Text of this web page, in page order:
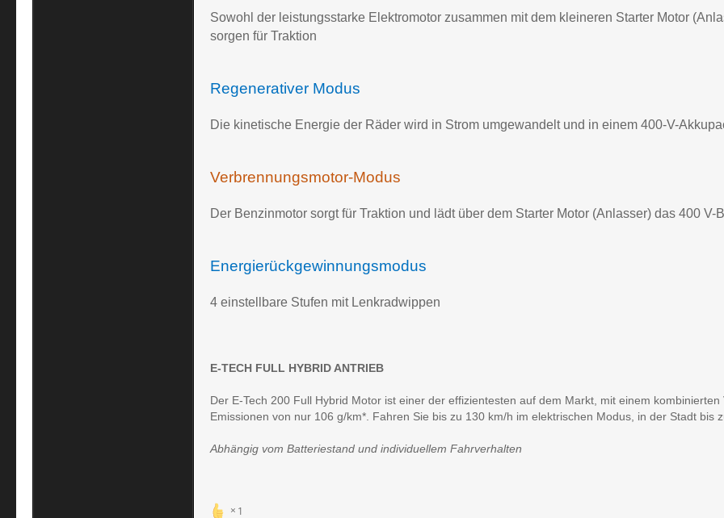
Sowohl der leistungsstarke Elektromotor zusammen mit dem kleineren Starter Motor
sorgen für Traktion
Regenerativer Modus
Die kinetische Energie der Räder wird in Strom umgewandelt und in einem 400-V-
Verbrennungsmotor-Modus
Der Benzinmotor sorgt für Traktion und lädt über dem Starter Motor (Anlasser) das 400 V-
Energierückgewinnungsmodus
4 einstellbare Stufen mit Lenkradwippen
E-TECH FULL HYBRID ANTRIEB
Der E-Tech 200 Full Hybrid Motor ist einer der effizientesten auf dem Markt, mit einem
Emissionen von nur 106 g/km*. Fahren Sie bis zu 130 km/h im elektrischen Modus, in der Stadt bis
Abhängig vom Batteriestand und individuellem Fahrverhalten
1